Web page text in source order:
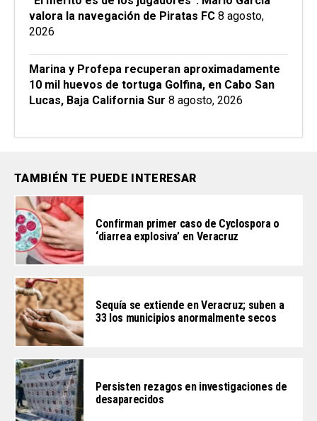
valora la navegación de Piratas FC 8 agosto,
2026
Marina y Profepa recuperan aproximadamente
10 mil huevos de tortuga Golfina, en Cabo San
Lucas, Baja California Sur 8 agosto, 2026
TAMBIÉN TE PUEDE INTERESAR
Confirman primer caso de Cyclospora o
‘diarrea explosiva’ en Veracruz
Sequía se extiende en Veracruz; suben a
33 los municipios anormalmente secos
Persisten rezagos en investigaciones de
desaparecidos